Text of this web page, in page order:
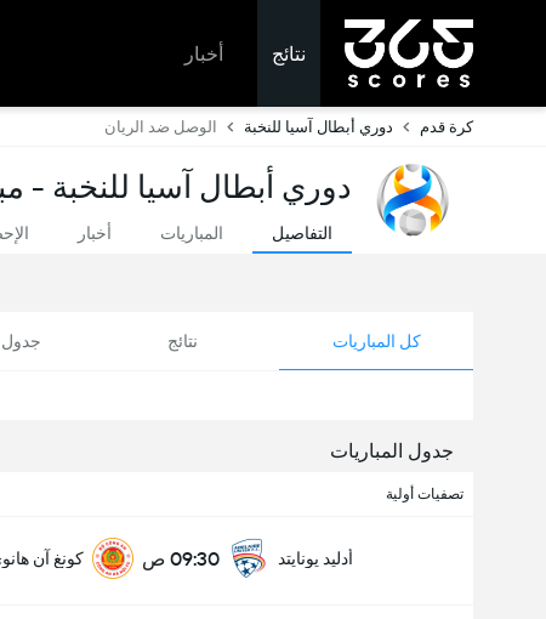
نتائج أخبار
كرة قدم دوري أبطال آسيا للنخبة الوصل ضد الريان
دوري أبطال آسيا للنخبة -
التفاصيل المباريات أخبار
كل المباريات نتائج جدول
جدول المباريات
تصفيات أولية
أدليد يونايتد 09:30 ص كونغ آن